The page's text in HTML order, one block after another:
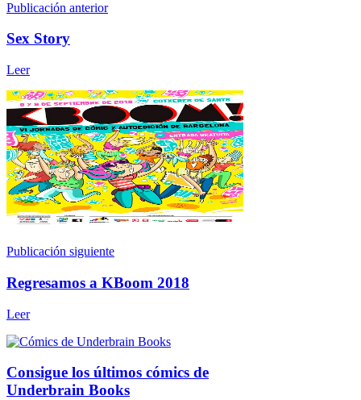
Publicación anterior
Sex Story
Leer
Publicación siguiente
Regresamos a KBoom 2018
Leer
Consigue los últimos cómics de
Underbrain Books